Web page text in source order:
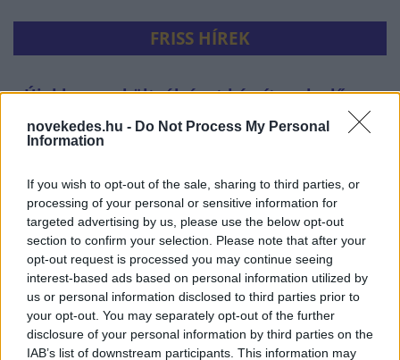
novekedes.hu - Do Not Process My Personal
Information
If you wish to opt-out of the sale, sharing to third parties, or
processing of your personal or sensitive information for
targeted advertising by us, please use the below opt-out
section to confirm your selection. Please note that after your
opt-out request is processed you may continue seeing
interest-based ads based on personal information utilized by
us or personal information disclosed to third parties prior to
your opt-out. You may separately opt-out of the further
disclosure of your personal information by third parties on the
IAB’s list of downstream participants. This information may
FRISS HÍREK
Újabb menekültválságot készítenek elő -
tömeges határsértésre buzdító üzenetek
miatt nyomoznak a spanyolok